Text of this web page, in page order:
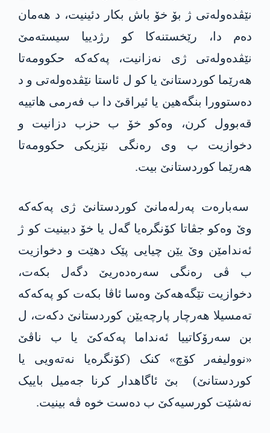
نێڤدەولەتی ژ بۆ خۆ باش بکار دئینیت، د ھەمان
دەم دا، رێخستنەکا كو رژدییا سیستەمێ
نێڤدەولەتی ژی نه‌زانیت، په‌كه‌كه‌ حكوومه‌تا
ھەرێما کوردستانێ یا کو ل ئاستا نێڤدەولەتی و د
دەستوورا بنگەھین یا ئیراقێ دا ب فەرمی ھاتییە
قەبوول کرن، وەکو خۆ ب حزب دزانیت و
دخوازیت ب وی رەنگی نێزیکی حکوومەتا
هەرێما کوردستانێ بیت.
سەبارەت پەرلەمانێ کوردستانێ ژی پەکەکە
وێ وەکو جڤاتا کۆنگره‌یا گەل یا خۆ دبینیت کو ژ
ئەندامێن وێ یێن چیایی پێک دھێت و دخوازیت
ب ڤی رەنگی سەرەدەریێ دگەل بکەت،
دخوازیت تێگەھەکێ وەسا ئاڤا بکەت کو پەکەکە
تەمسیلا ھەرچار پارچه‌یێن کوردستانێ دکەت، ل
بن سەرۆکاتییا ئەنداما په‌كه‌كێ یا ب ناڤێ
«نوولیفەر کۆچ» کنک (کۆنگره‌یا نەتەویی یا
کوردستانێ) بێ ئاگاھدار کرنا جەمیل باییک
نەشێت کورسیەکێ ب دەست خوە ڤە بینیت.